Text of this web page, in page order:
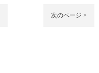
次のページ >